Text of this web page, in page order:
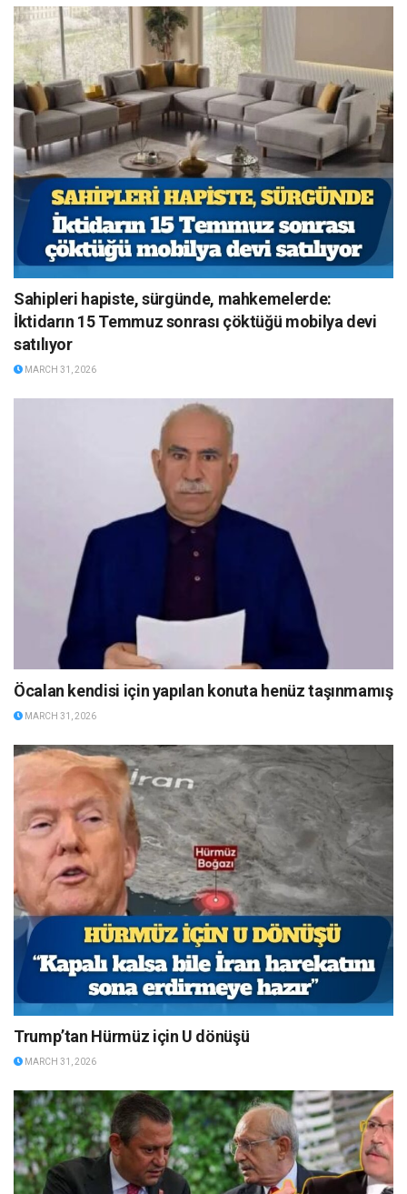
Sahipleri hapiste, sürgünde, mahkemelerde:
İktidarın 15 Temmuz sonrası çöktüğü mobilya devi
satılıyor
MARCH 31, 2026
Öcalan kendisi için yapılan konuta henüz taşınmamış
MARCH 31, 2026
Trump’tan Hürmüz için U dönüşü
MARCH 31, 2026